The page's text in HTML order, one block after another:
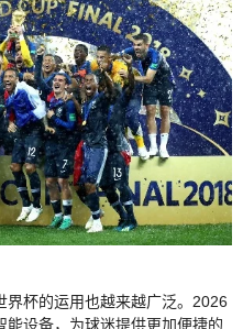
界杯的运用也越来越广泛。2026
设备，为球迷提供更加便捷的